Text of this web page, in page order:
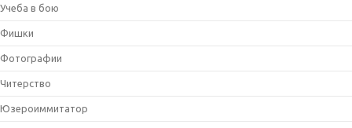
Учеба в бою
Фишки
Фотографии
Читерство
Юзероиммитатор